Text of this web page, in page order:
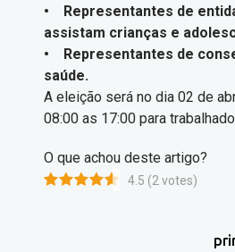
• Representantes de
assistam crianças e
• Representantes de
saúde.
A eleição será no dia 02 de
08:00 as 17:00 para
O que achou deste artigo?
4.5 (2votes)